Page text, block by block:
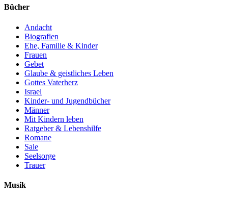
Bücher
Andacht
Biografien
Ehe, Familie & Kinder
Frauen
Gebet
Glaube & geistliches Leben
Gottes Vaterherz
Israel
Kinder- und Jugendbücher
Männer
Mit Kindern leben
Ratgeber & Lebenshilfe
Romane
Sale
Seelsorge
Trauer
Musik